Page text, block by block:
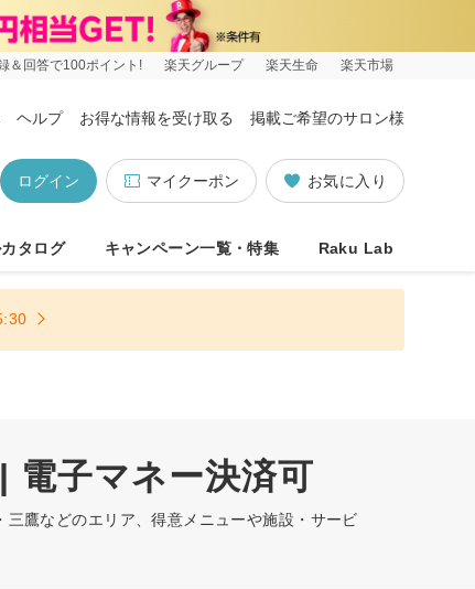
＆回答で100ポイント! 楽天グループ 楽天生命 楽天市場
ヘルプ お得な情報を受け取る 掲載ご希望のサロン様
お気に入り
マイクーポン
ログイン
タログ キャンペーン一覧・特集 Raku Lab
電子マネー決済可
鷹などのエリア、得意メニューや施設・サービ